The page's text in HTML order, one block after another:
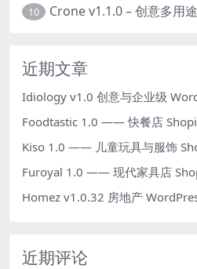
10
近期文章
Idiology v1.0 创意与企业级
Foodtastic 1.0 —— 快餐店
Kiso 1.0 —— 儿童玩具与服饰
Furoyal 1.0 —— 现代家具店
Homez v1.0.32 房地产
近期评论